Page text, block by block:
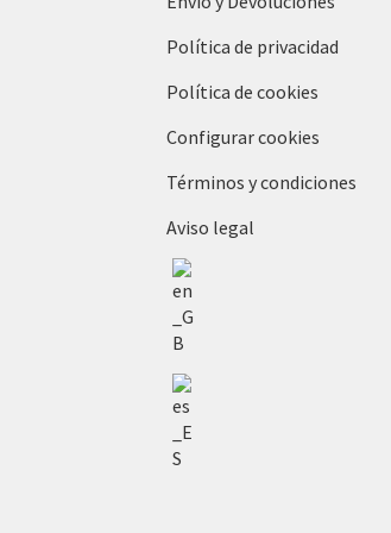
Política de privacidad
Política de cookies
Configurar cookies
Términos y condiciones
Aviso legal